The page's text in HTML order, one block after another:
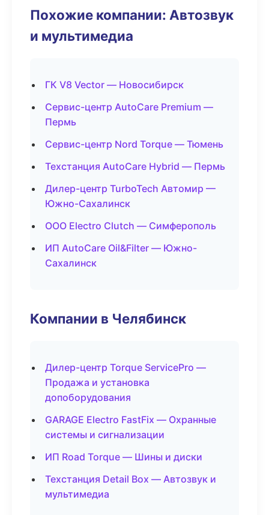
Похожие компании: Автозвук
и мультимедиа
ГК V8 Vector — Новосибирск
Сервис-центр AutoCare Premium —
Пермь
Сервис-центр Nord Torque — Тюмень
Техстанция AutoCare Hybrid — Пермь
Дилер-центр TurboTech Автомир —
Южно-Сахалинск
ООО Electro Clutch — Симферополь
ИП AutoCare Oil&Filter — Южно-
Сахалинск
Компании в Челябинск
Дилер-центр Torque ServicePro —
Продажа и установка
допоборудования
GARAGE Electro FastFix — Охранные
системы и сигнализации
ИП Road Torque — Шины и диски
Техстанция Detail Box — Автозвук и
мультимедиа